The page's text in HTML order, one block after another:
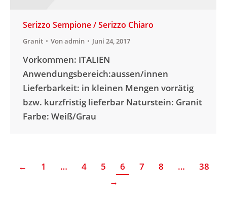
Serizzo Sempione / Serizzo Chiaro
Granit Vonadmin Juni 24, 2017
Vorkommen: ITALIEN
Anwendungsbereich:aussen/innen
Lieferbarkeit: in kleinen Mengen vorrätig
bzw. kurzfristig lieferbar Naturstein: Granit
Farbe: Weiß/Grau
← 1 … 4 5 6 7 8 …
38
→